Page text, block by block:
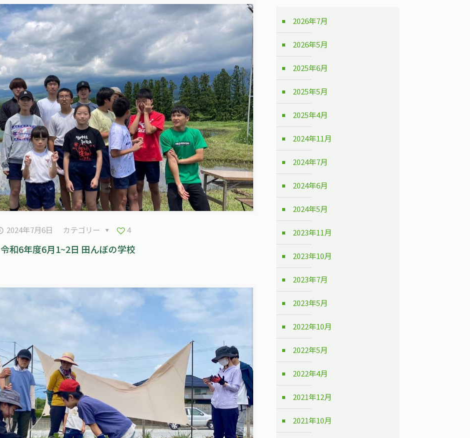
2024年7月6日 カテゴリー 4
令和6年度6月1~2日 田んぼの学校
2026年7月
2026年5月
2025年6月
2025年5月
2025年4月
2024年11月
2024年7月
2024年6月
2024年5月
2023年11月
2023年10月
2023年7月
2023年5月
2022年10月
2022年5月
2022年4月
2021年12月
2021年10月